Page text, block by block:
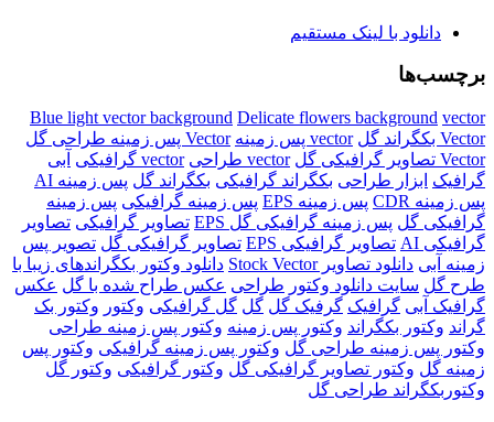
دانلود با لینک مستقیم
برچسب‌ها
Blue light vector background Delicate flowers background vector
Vector بکگراند گل
vector پس زمینه
Vector پس زمینه طراحی گل
Vector تصاویر گرافیکی گل
vector طراحی vector گرافیکی
آبی
گرافیک ابزار طراحی بکگراند گرافیکی بکگراند گل پس زمینه AI
پس زمینه CDR
پس زمینه EPS پس زمینه گرافیکی پس زمینه
گرافیکی گل پس زمینه گرافیکی گل EPS تصاویر گرافیکی تصاویر
گرافیکی AI
تصاویر گرافیکی EPS تصاویر گرافیکی گل تصویر پس
زمینه آبی دانلود تصاویر Stock Vector
دانلود وکتور بکگراندهای زیبا با
طرح گل سایت دانلود وکتور طراحی عکس طراح شده با گل عکس
گرافیک آبی گرافیک گرفیک گل گل گل گرافیکی وکتور وکتور بک
گراند وکتور بکگراند وکتور پس زمینه وکتور پس زمینه طراحی
وکتور پس زمینه طراحی گل وکتور پس زمینه گرافیکی وکتور پس
زمینه گل وکتور تصاویر گرافیکی گل وکتور گرافیکی وکتور گل
وکتوربکگراند طراحی گل